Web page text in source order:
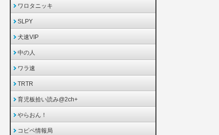
ワロタニッキ
SLPY
犬速VIP
中の人
ワラ速
TRTR
育児板拾い読み@2ch+
やらおん！
コピペ情報局